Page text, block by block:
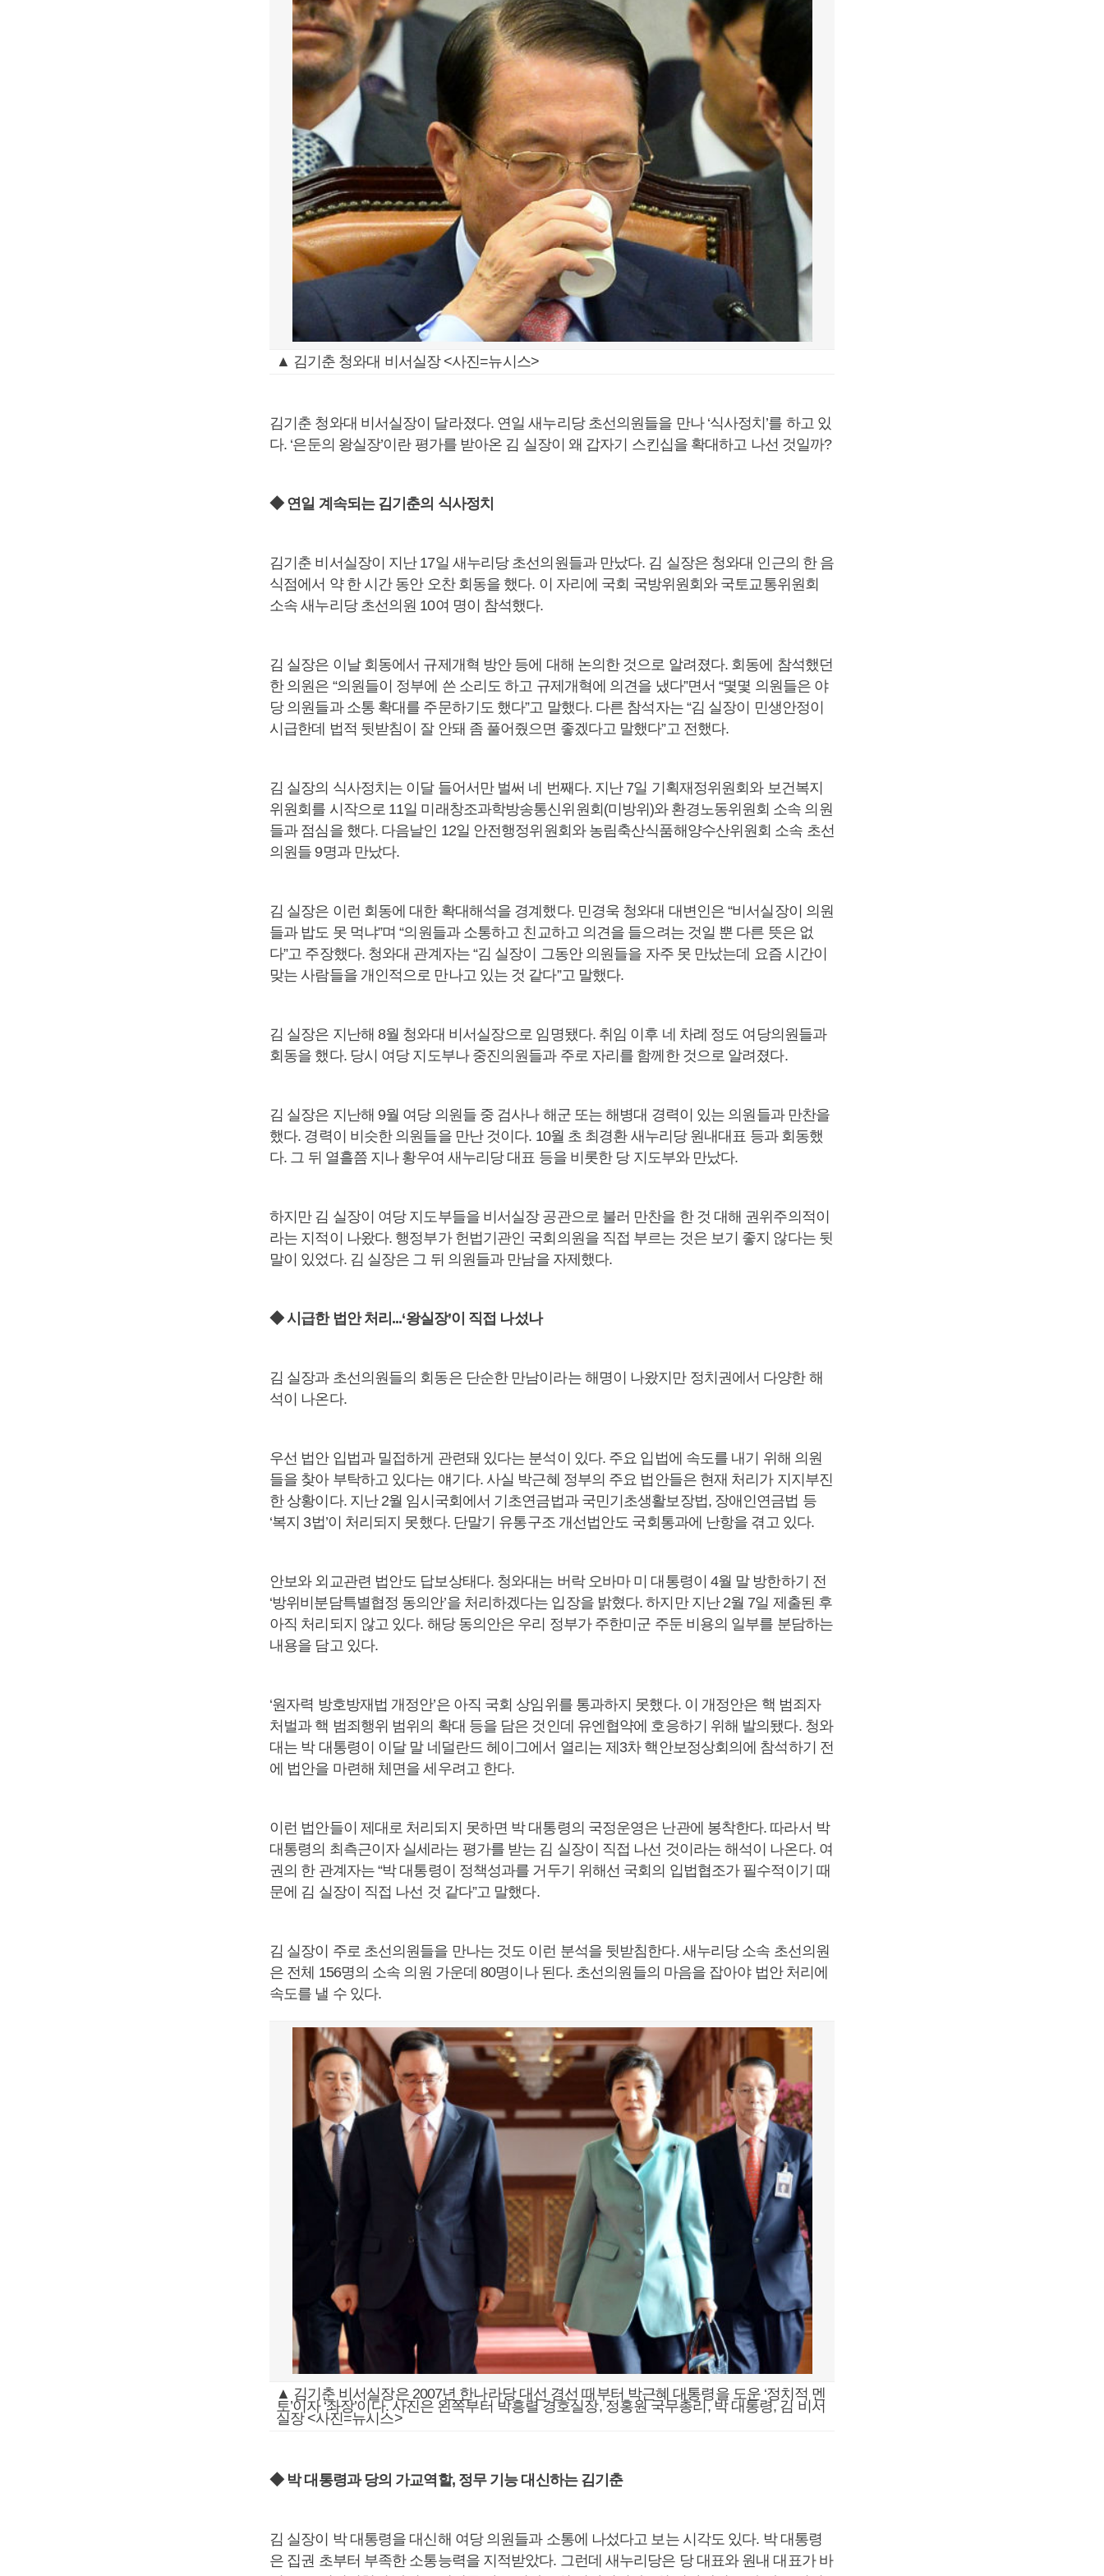
▲ 김기춘 청와대 비서실장 <사진=뉴시스>
김기춘 청와대 비서실장이 달라졌다. 연일 새누리당 초선의원들을 만나 ‘식사정치’를 하고 있
다. ‘은둔의 왕실장’이란 평가를 받아온 김 실장이 왜 갑자기 스킨십을 확대하고 나선 것일까?
◆ 연일 계속되는 김기춘의 식사정치
김기춘 비서실장이 지난 17일 새누리당 초선의원들과 만났다. 김 실장은 청와대 인근의 한 음
식점에서 약 한 시간 동안 오찬 회동을 했다. 이 자리에 국회 국방위원회와 국토교통위원회
소속 새누리당 초선의원 10여 명이 참석했다.
김 실장은 이날 회동에서 규제개혁 방안 등에 대해 논의한 것으로 알려졌다. 회동에 참석했던
한 의원은 “의원들이 정부에 쓴 소리도 하고 규제개혁에 의견을 냈다”면서 “몇몇 의원들은 야
당 의원들과 소통 확대를 주문하기도 했다”고 말했다. 다른 참석자는 “김 실장이 민생안정이
시급한데 법적 뒷받침이 잘 안돼 좀 풀어줬으면 좋겠다고 말했다”고 전했다.
김 실장의 식사정치는 이달 들어서만 벌써 네 번째다. 지난 7일 기획재정위원회와 보건복지
위원회를 시작으로 11일 미래창조과학방송통신위원회(미방위)와 환경노동위원회 소속 의원
들과 점심을 했다. 다음날인 12일 안전행정위원회와 농림축산식품해양수산위원회 소속 초선
의원들 9명과 만났다.
김 실장은 이런 회동에 대한 확대해석을 경계했다. 민경욱 청와대 대변인은 “비서실장이 의원
들과 밥도 못 먹냐”며 “의원들과 소통하고 친교하고 의견을 들으려는 것일 뿐 다른 뜻은 없
다”고 주장했다. 청와대 관계자는 “김 실장이 그동안 의원들을 자주 못 만났는데 요즘 시간이
맞는 사람들을 개인적으로 만나고 있는 것 같다”고 말했다.
김 실장은 지난해 8월 청와대 비서실장으로 임명됐다. 취임 이후 네 차례 정도 여당의원들과
회동을 했다. 당시 여당 지도부나 중진의원들과 주로 자리를 함께한 것으로 알려졌다.
김 실장은 지난해 9월 여당 의원들 중 검사나 해군 또는 해병대 경력이 있는 의원들과 만찬을
했다. 경력이 비슷한 의원들을 만난 것이다. 10월 초 최경환 새누리당 원내대표 등과 회동했
다. 그 뒤 열흘쯤 지나 황우여 새누리당 대표 등을 비롯한 당 지도부와 만났다.
하지만 김 실장이 여당 지도부들을 비서실장 공관으로 불러 만찬을 한 것 대해 권위주의적이
라는 지적이 나왔다. 행정부가 헌법기관인 국회의원을 직접 부르는 것은 보기 좋지 않다는 뒷
말이 있었다. 김 실장은 그 뒤 의원들과 만남을 자제했다.
◆ 시급한 법안 처리...‘왕실장’이 직접 나섰나
김 실장과 초선의원들의 회동은 단순한 만남이라는 해명이 나왔지만 정치권에서 다양한 해
석이 나온다.
우선 법안 입법과 밀접하게 관련돼 있다는 분석이 있다. 주요 입법에 속도를 내기 위해 의원
들을 찾아 부탁하고 있다는 얘기다. 사실 박근혜 정부의 주요 법안들은 현재 처리가 지지부진
한 상황이다. 지난 2월 임시국회에서 기초연금법과 국민기초생활보장법, 장애인연금법 등
‘복지 3법’이 처리되지 못했다. 단말기 유통구조 개선법안도 국회통과에 난항을 겪고 있다.
안보와 외교관련 법안도 답보상태다. 청와대는 버락 오바마 미 대통령이 4월 말 방한하기 전
‘방위비분담특별협정 동의안’을 처리하겠다는 입장을 밝혔다. 하지만 지난 2월 7일 제출된 후
아직 처리되지 않고 있다. 해당 동의안은 우리 정부가 주한미군 주둔 비용의 일부를 분담하는
내용을 담고 있다.
‘원자력 방호방재법 개정안’은 아직 국회 상임위를 통과하지 못했다. 이 개정안은 핵 범죄자
처벌과 핵 범죄행위 범위의 확대 등을 담은 것인데 유엔협약에 호응하기 위해 발의됐다. 청와
대는 박 대통령이 이달 말 네덜란드 헤이그에서 열리는 제3차 핵안보정상회의에 참석하기 전
에 법안을 마련해 체면을 세우려고 한다.
이런 법안들이 제대로 처리되지 못하면 박 대통령의 국정운영은 난관에 봉착한다. 따라서 박
대통령의 최측근이자 실세라는 평가를 받는 김 실장이 직접 나선 것이라는 해석이 나온다. 여
권의 한 관계자는 “박 대통령이 정책성과를 거두기 위해선 국회의 입법협조가 필수적이기 때
문에 김 실장이 직접 나선 것 같다”고 말했다.
김 실장이 주로 초선의원들을 만나는 것도 이런 분석을 뒷받침한다. 새누리당 소속 초선의원
은 전체 156명의 소속 의원 가운데 80명이나 된다. 초선의원들의 마음을 잡아야 법안 처리에
속도를 낼 수 있다.
▲ 김기춘 비서실장은 2007년 한나라당 대선 경선 때부터 박근혜 대통령을 도운 ‘정치적 멘
토’이자 ‘좌장’이다. 사진은 왼쪽부터 박흥렬 경호실장, 정홍원 국무총리, 박 대통령, 김 비서
실장 <사진=뉴시스>
◆ 박 대통령과 당의 가교역할, 정무 기능 대신하는 김기춘
김 실장이 박 대통령을 대신해 여당 의원들과 소통에 나섰다고 보는 시각도 있다. 박 대통령
은 집권 초부터 부족한 소통능력을 지적받았다. 그런데 새누리당은 당 대표와 원내 대표가 바